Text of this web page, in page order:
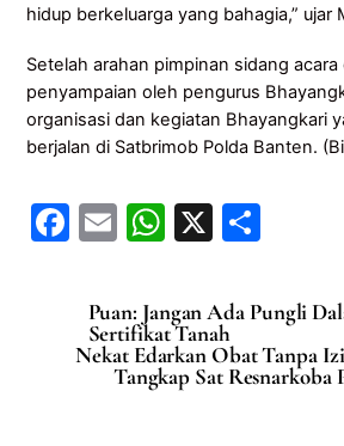
hidup berkeluarga yang bahagia,” ujar
Setelah arahan pimpinan sidang
penyampaian oleh pengurus
organisasi dan kegiatan Bhayangkari
berjalan di Satbrimob Polda Banten.
F
c
e
b
E
ai
l
W
at
s
A
X
ar
e
Puan: Jangan Ada Pungli
Sertifikat Tanah
Nekat Edarkan Obat Tanpa
Tangkap Sat Resnarkoba